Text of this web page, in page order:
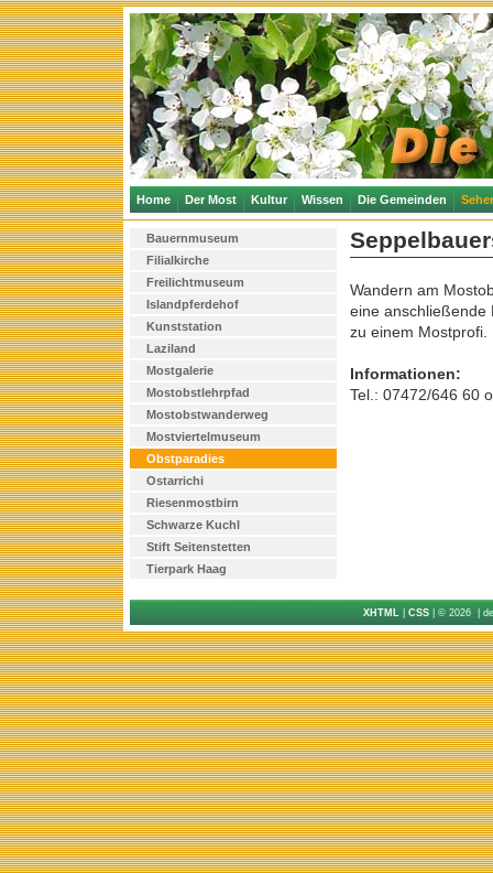
Home Der Most Kultur Wissen Die Gemeinden
Bauernmuseum
Filialkirche
Freilichtmuseum
Islandpferdehof
Kunststation
Laziland
Mostgalerie
Mostobstlehrpfad
Mostobstwanderweg
Mostviertelmuseum
Obstparadies
Ostarrichi
Riesenmostbirn
Schwarze Kuchl
Stift Seitenstetten
Tierpark Haag
Wandern am
eine anschließende
zu einem Mostprofi.
Informationen:
Tel.: 07472/646 60
XHTML CSS | © 2026 |